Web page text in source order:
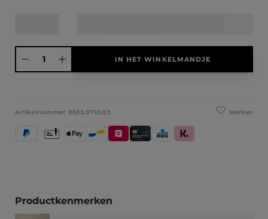
IN HET WINKELMANDJE
Merken
Artikelnummer: 0553,0710,03
PayPal Apple PayBancontact
BelfiusKredietkaart / Bankkaart
KBC/CBC Payment Button
Klarna (Achteraf betalen
Vooruitbetaling
Productkenmerken